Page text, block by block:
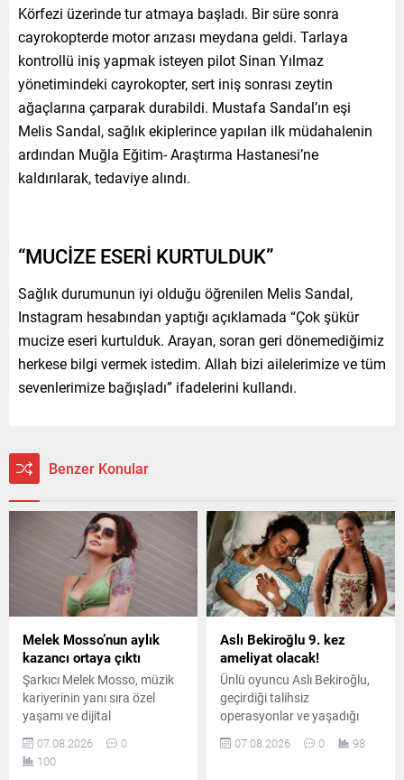
Körfezi üzerinde tur atmaya başladı. Bir süre sonra
cayrokopterde motor arızası meydana geldi. Tarlaya
kontrollü iniş yapmak isteyen pilot Sinan Yılmaz
yönetimindeki cayrokopter, sert iniş sonrası zeytin
ağaçlarına çarparak durabildi. Mustafa Sandal’ın eşi
Melis Sandal, sağlık ekiplerince yapılan ilk müdahalenin
ardından Muğla Eğitim- Araştırma Hastanesi’ne
kaldırılarak, tedaviye alındı.
“MUCİZE ESERİ KURTULDUK”
Sağlık durumunun iyi olduğu öğrenilen Melis Sandal,
Instagram hesabından yaptığı açıklamada “Çok şükür
mucize eseri kurtulduk. Arayan, soran geri dönemediğimiz
herkese bilgi vermek istedim. Allah bizi ailelerimize ve tüm
sevenlerimize bağışladı” ifadelerini kullandı.
Benzer Konular
Melek Mosso’nun aylık
kazancı ortaya çıktı
Şarkıcı Melek Mosso, müzik
kariyerinin yanı sıra özel
yaşamı ve dijital
platformlardaki
çalışmalarıyla da adından
söz ettiriyor. Instagram’da
07.08.2026
0
100
Aslı Bekiroğlu 9. kez
ameliyat olacak!
Ünlü oyuncu Aslı Bekiroğlu,
geçirdiği talihsiz
operasyonlar ve yaşadığı
ciddi sağlık sorunlarının
ardından, sekiz ameliyatın
07.08.2026 0 98